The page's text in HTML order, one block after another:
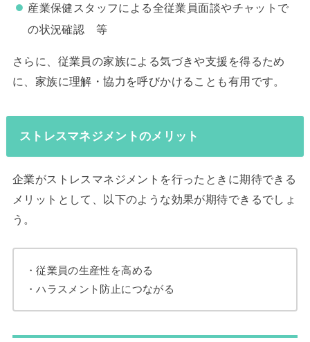
産業保健スタッフによる全従業員面談やチャットで
の状況確認 等
さらに、従業員の家族による気づきや支援を得るため
に、家族に理解・協力を呼びかけることも有用です。
ストレスマネジメントのメリット
企業がストレスマネジメントを行ったときに期待できる
メリットとして、以下のような効果が期待できるでしょ
う。
・従業員の生産性を高める
・ハラスメント防止につながる